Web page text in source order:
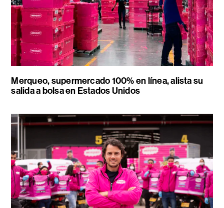
Merqueo, supermercado 100% en línea, alista su
salida a bolsa en Estados Unidos